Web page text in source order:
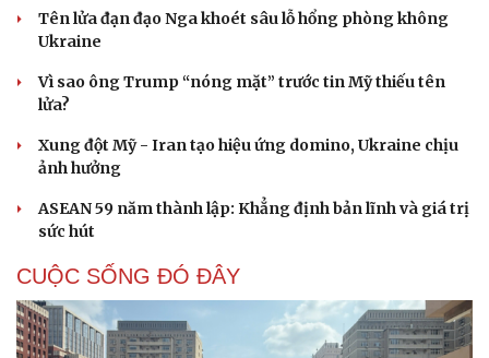
Tên lửa đạn đạo Nga khoét sâu lỗ hổng phòng không
Ukraine
Vì sao ông Trump “nóng mặt” trước tin Mỹ thiếu tên
lửa?
Xung đột Mỹ - Iran tạo hiệu ứng domino, Ukraine chịu
ảnh hưởng
ASEAN 59 năm thành lập: Khẳng định bản lĩnh và giá trị
sức hút
CUỘC SỐNG ĐÓ ĐÂY